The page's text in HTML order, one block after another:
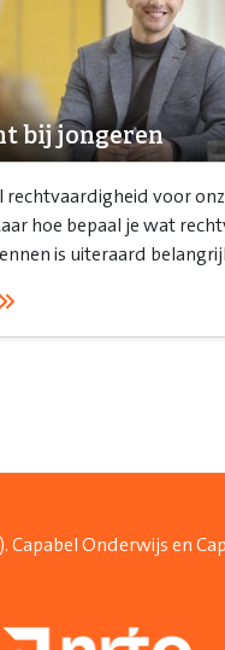
bij jongeren
rechtvaardigheid voor
hoe bepaal je wat
is uiteraard
Onderwijs en